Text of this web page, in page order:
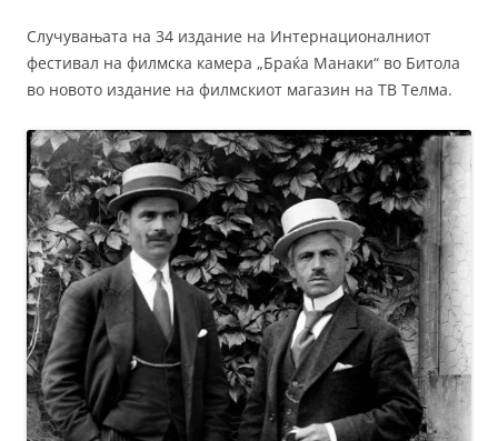
Случувањата на 34 издание на Интернационалниот
фестивал на филмска камера „Браќа Манаки“ во Битола
во новото издание на филмскиот магазин на ТВ Телма.